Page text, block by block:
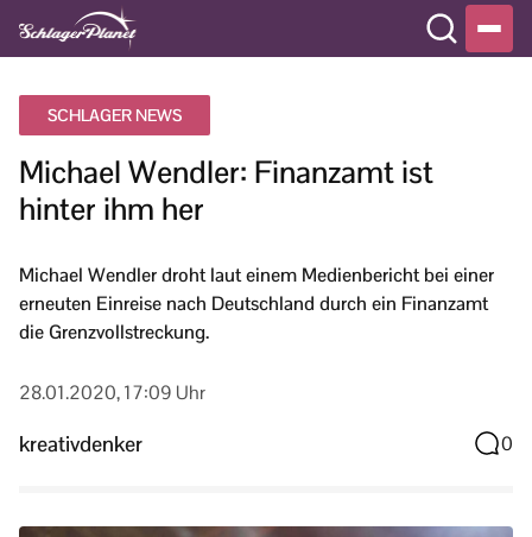
SCHLAGER NEWS
Michael Wendler: Finanzamt ist
hinter ihm her
Michael Wendler droht laut einem Medienbericht bei einer
erneuten Einreise nach Deutschland durch ein Finanzamt
die Grenzvollstreckung.
28.01.2020, 17:09 Uhr
kreativdenker 0